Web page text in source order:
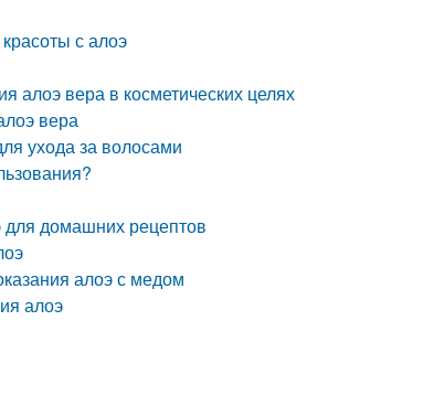
с алоэ
алоэ вера в косметических целях
вера
ухода за волосами
домашних рецептов
алоэ с медом
алоэ